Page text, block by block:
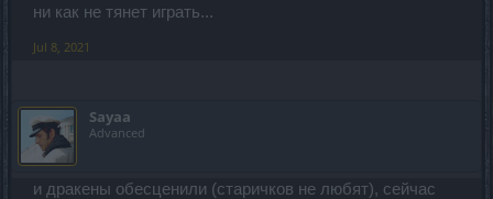
ни как не тянет играть...
Jul 8, 2021
Sayaa
Advanced
и дракены обесценили (старичков не любят), сейчас